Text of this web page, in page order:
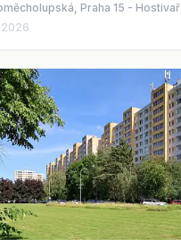
Praha 15 - Hostivař